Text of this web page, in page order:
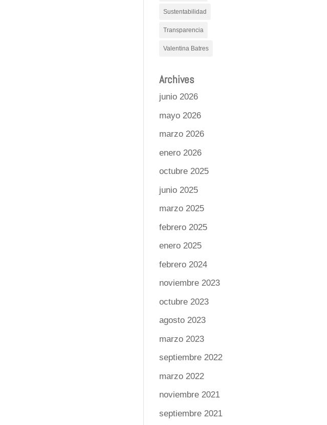
Sustentabilidad
Transparencia
Valentina Batres
Archives
junio 2026
mayo 2026
marzo 2026
enero 2026
octubre 2025
junio 2025
marzo 2025
febrero 2025
enero 2025
febrero 2024
noviembre 2023
octubre 2023
agosto 2023
marzo 2023
septiembre 2022
marzo 2022
noviembre 2021
septiembre 2021